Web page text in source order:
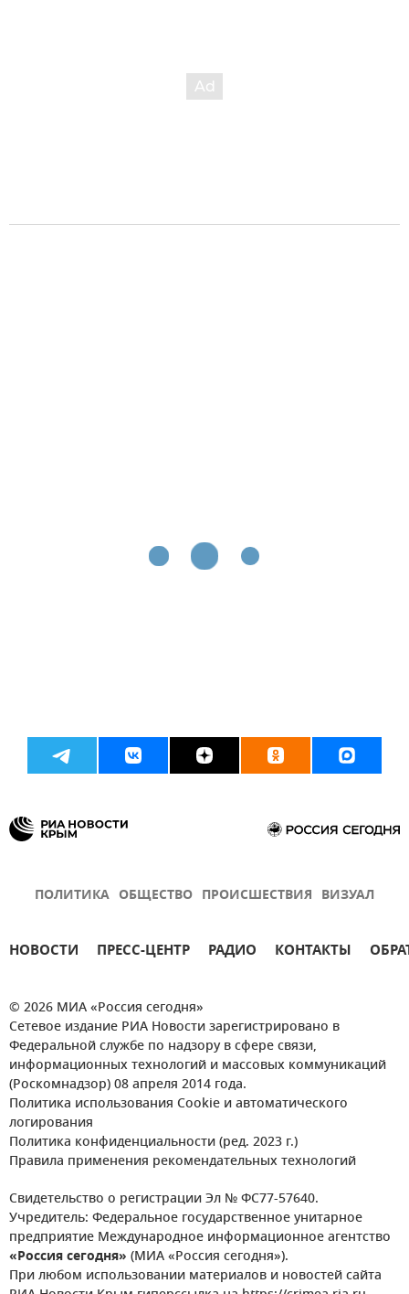
ПОЛИТИКА ОБЩЕСТВО ПРОИСШЕСТВИЯ ВИЗУАЛ
НОВОСТИ ПРЕСС-ЦЕНТР РАДИО КОНТАКТЫ
© 2026 МИА «Россия сегодня»
Сетевое издание РИА Новости зарегистрировано в
Федеральной службе по надзору в сфере связи,
информационных технологий и массовых коммуникаций
(Роскомнадзор) 08 апреля 2014 года.
Политика использования Cookie и автоматического
логирования
Политика конфиденциальности (ред. 2023 г.)
Правила применения рекомендательных технологий
Свидетельство о регистрации Эл № ФС77-57640.
Учредитель: Федеральное государственное унитарное
предприятие Международное информационное агентство
«Россия сегодня» (МИА «Россия сегодня»).
При любом использовании материалов и новостей сайта